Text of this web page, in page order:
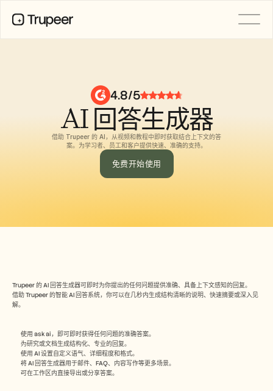
4.8/5
AI 回答生成器
借助 Trupeer 的 AI，从视频和教程中即时获取结合上下文的答
案。为学习者、员工和客户提供快速、准确的支持。
免费开始使用
Trupeer 的 AI 回答生成器可即时为你提出的任何问题提供准确、具备上下文感知的回复。
借助 Trupeer 的智能 AI 回答系统，你可以在几秒内生成结构清晰的说明、快速摘要或深入见
解。
使用 ask ai，即可即时获得任何问题的准确答案。
为研究或文档生成结构化、专业的回复。
使用 AI 设置自定义语气、详细程度和格式。
将 AI 回答生成器用于邮件、FAQ、内容写作等更多场景。
可在工作区内直接导出或分享答案。
信任中心
常见问题
Announcement
Partner Program
变更管理
销售赋能
售前
产品营销